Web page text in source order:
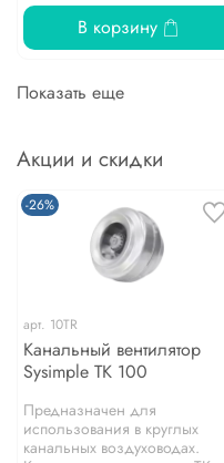
В корзину
Показать еще
Акции и скидки
-26%
арт. 10TR
Канальный вентилятор
Sysimple TK 100
Предназначен для
использования в круглых
канальных воздуховодах.